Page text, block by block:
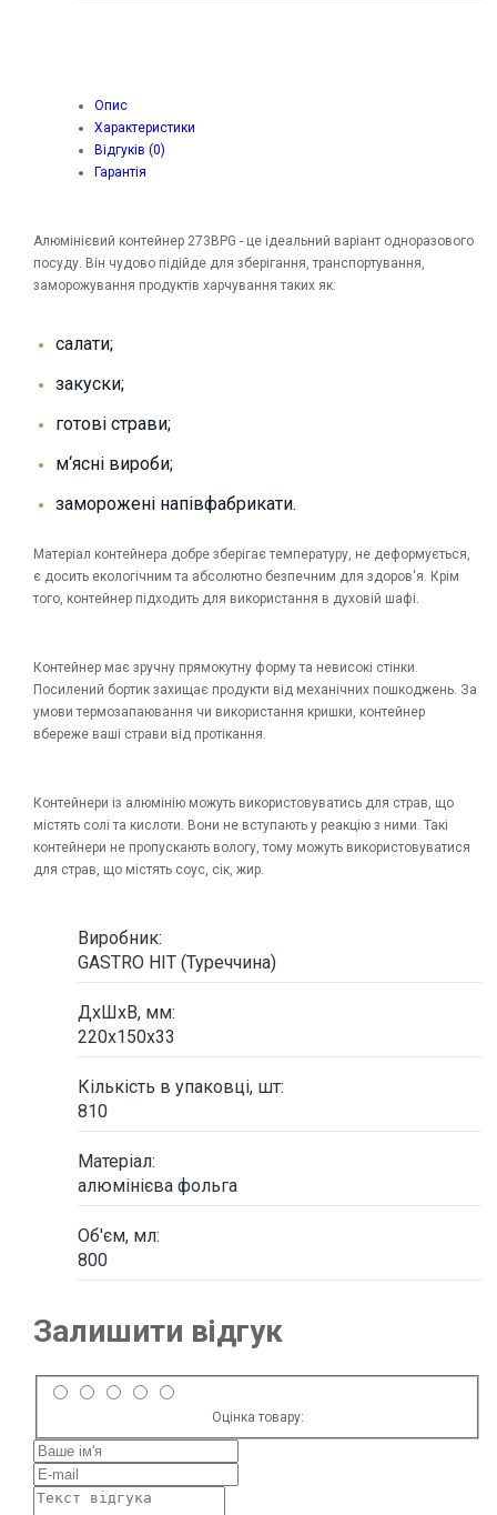
Опис
Характеристики
Відгуків (0)
Гарантія
Алюмінієвий контейнер 273BPG - це ідеальний варіант одноразового
посуду. Він чудово підійде для зберігання, транспортування,
заморожування продуктів харчування таких як:
салати;
закуски;
готові страви;
м‘ясні вироби;
заморожені напівфабрикати.
Матеріал контейнера добре зберігає температуру, не деформується,
є досить екологічним та абсолютно безпечним для здоров‘я. Крім
того, контейнер підходить для використання в духовій шафі.
Контейнер має зручну прямокутну форму та невисокі стінки.
Посилений бортик захищає продукти від механічних пошкоджень. За
умови термозапаювання чи використання кришки, контейнер
вбереже ваші страви від протікання.
Контейнери із алюмінію можуть використовуватись для страв, що
містять солі та кислоти. Вони не вступають у реакцію з ними. Такі
контейнери не пропускають вологу, тому можуть використовуватися
для страв, що містять соус, сік, жир.
Виробник:
GASTRO HIT (Туреччина)
ДxШхВ, мм:
220х150х33
Кількість в упаковці, шт:
810
Матеріал:
алюмінієва фольга
Об'єм, мл:
800
Залишити відгук
Оцінка товару: